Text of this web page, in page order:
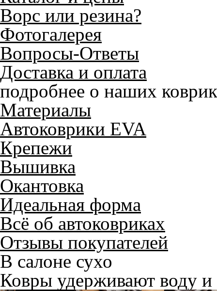
Ворс или резина?
Фотогалерея
Вопросы-Ответы
Доставка и оплата
подробнее о наших
Материалы
Автоковрики EVA
Крепежи
Вышивка
Окантовка
Идеальная форма
Всё об автоковриках
Отзывы покупателей
В салоне сухо
Ковры удерживают воду и